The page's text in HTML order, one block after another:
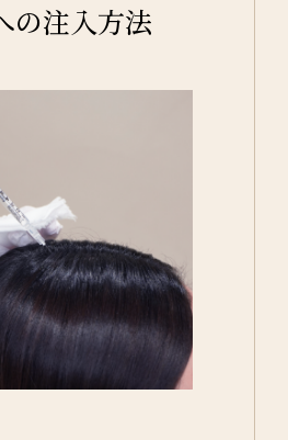
の注入方法